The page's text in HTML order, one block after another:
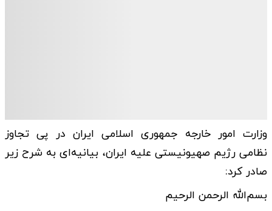
وزارت امور خارجه جمهوری اسلامی ایران در پی تجاوز
نظامی رژیم صهیونیستی علیه ایران، بیانیه‌ای به شرح زیر
صادر کرد:
بسم‌الله الرحمن الرحیم